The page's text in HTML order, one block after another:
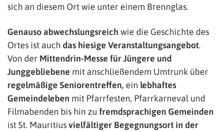
sich an diesem Ort wie unter einem Brennglas.
Genauso abwechslungsreich wie die Geschichte des
Ortes ist auch das hiesige Veranstaltungsangebot.
Von der Mittendrin-Messe für Jüngere und
Junggebliebene mit anschließendem Umtrunk über
regelmäßige Seniorentreffen, ein lebhaftes
Gemeindeleben mit Pfarrfesten, Pfarrkarneval und
Filmabenden bis hin zu fremdsprachigen Gemeinden
ist St. Mauritiusvielfältiger Begegnungsort in der